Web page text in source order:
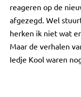
reageren op de
afgezegd. Wel
herken ik niet wat
Maar de verhalen
Iedje Kool waren